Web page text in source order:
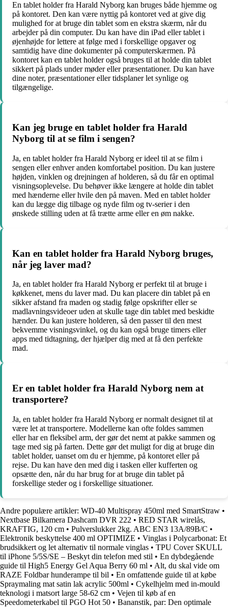
En tablet holder fra Harald Nyborg kan bruges både hjemme og
på kontoret. Den kan være nyttig på kontoret ved at give dig
mulighed for at bruge din tablet som en ekstra skærm, når du
arbejder på din computer. Du kan have din iPad eller tablet i
øjenhøjde for lettere at følge med i forskellige opgaver og
samtidig have dine dokumenter på computerskærmen. På
kontoret kan en tablet holder også bruges til at holde din tablet
sikkert på plads under møder eller præsentationer. Du kan have
dine noter, præsentationer eller tidsplaner let synlige og
tilgængelige.
Kan jeg bruge en tablet holder fra Harald
Nyborg til at se film i sengen?
Ja, en tablet holder fra Harald Nyborg er ideel til at se film i
sengen eller enhver anden komfortabel position. Du kan justere
højden, vinklen og drejningen af holderen, så du får en optimal
visningsoplevelse. Du behøver ikke længere at holde din tablet
med hænderne eller hvile den på maven. Med en tablet holder
kan du lægge dig tilbage og nyde film og tv-serier i den
ønskede stilling uden at få trætte arme eller en øm nakke.
Kan en tablet holder fra Harald Nyborg bruges,
når jeg laver mad?
Ja, en tablet holder fra Harald Nyborg er perfekt til at bruge i
køkkenet, mens du laver mad. Du kan placere din tablet på en
sikker afstand fra maden og stadig følge opskrifter eller se
madlavningsvideoer uden at skulle tage din tablet med beskidte
hænder. Du kan justere holderen, så den passer til den mest
bekvemme visningsvinkel, og du kan også bruge timers eller
apps med tidtagning, der hjælper dig med at få den perfekte
mad.
Er en tablet holder fra Harald Nyborg nem at
transportere?
Ja, en tablet holder fra Harald Nyborg er normalt designet til at
være let at transportere. Modellerne kan ofte foldes sammen
eller har en fleksibel arm, der gør det nemt at pakke sammen og
tage med sig på farten. Dette gør det muligt for dig at bruge din
tablet holder, uanset om du er hjemme, på kontoret eller på
rejse. Du kan have den med dig i tasken eller kufferten og
opsætte den, når du har brug for at bruge din tablet på
forskellige steder og i forskellige situationer.
Andre populære artikler: WD-40 Multispray 450ml med SmartStraw •
Nextbase Bilkamera Dashcam DVR 222 • RED STAR wirelås,
KRAFTIG, 120 cm • Pulverslukker 2kg. ABC EN3 13A/89B/C •
Elektronik beskyttelse 400 ml OPTIMIZE • Vinglas i Polycarbonat: Et
brudsikkert og let alternativ til normale vinglas • TPU Cover SKULL
til iPhone 5/5S/SE – Beskyt din telefon med stil • En dybdegående
guide til High5 Energy Gel Aqua Berry 60 ml • Alt, du skal vide om
RAZE Foldbar hunderampe til bil • En omfattende guide til at købe
Spraymaling mat satin lak acrylic 500ml • Cykelhjelm med in-mould
teknologi i matsort large 58-62 cm • Vejen til køb af en
Speedometerkabel til PGO Hot 50 • Bananstik, par: Den optimale